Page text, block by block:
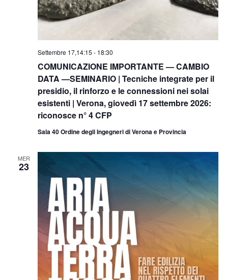
COMUNICAZIONE IMPORTANTE — CAMBIO
DATA —SEMINARIO | Tecniche integrate per il
presidio, il rinforzo e le connessioni nei solai
esistenti | Verona, giovedì 17 settembre 2026:
riconosce n° 4 CFP
Settembre 17,14:15 - 18:30
Sala 40 Ordine degli Ingegneri di Verona e Provincia
MER
23